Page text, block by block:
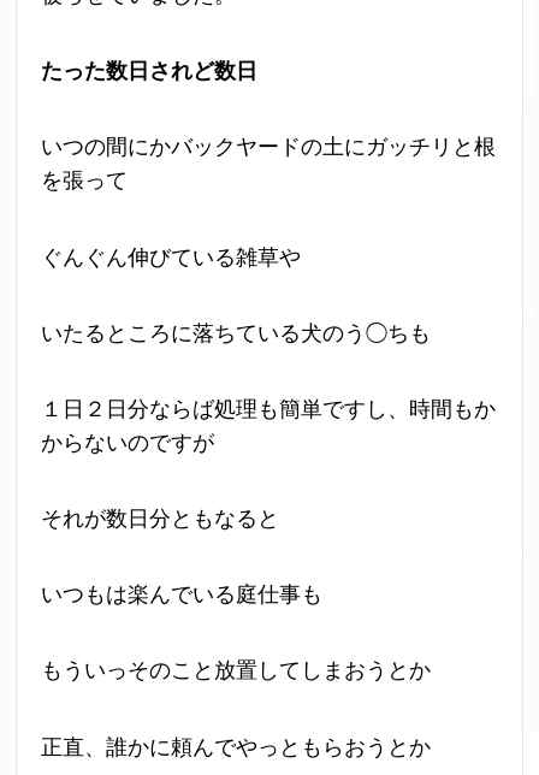
たった数日されど数 日
いつの間にかバックヤードの土にガッチリと根
を張って
ぐんぐん伸びている雑草や
いたるところに落ちている犬のう◯ちも
１日２日分ならば処理も簡単ですし、時間もか
からないのですが
それが数日分ともなると
いつもは楽んでいる庭仕事も
もういっそのこと放置してしまおうとか
正直、誰かに頼んでやっともらおうとか